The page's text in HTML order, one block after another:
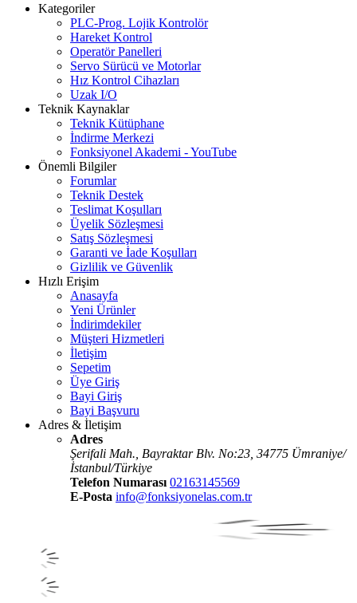
Kategoriler
PLC-Prog. Lojik Kontrolör
Hareket Kontrol
Operatör Panelleri
Servo Sürücü ve Motorlar
Hız Kontrol Cihazları
Uzak I/O
Teknik Kaynaklar
Teknik Kütüphane
İndirme Merkezi
Fonksiyonel Akademi - YouTube
Önemli Bilgiler
Forumlar
Teknik Destek
Teslimat Koşulları
Üyelik Sözleşmesi
Satış Sözleşmesi
Garanti ve İade Koşulları
Gizlilik ve Güvenlik
Hızlı Erişim
Anasayfa
Yeni Ürünler
İndirimdekiler
Müşteri Hizmetleri
İletişim
Sepetim
Üye Giriş
Bayi Giriş
Bayi Başvuru
Adres & İletişim
Adres
Şerifali Mah., Bayraktar Blv. No:23, 34775 Ümraniye/
İstanbul/Türkiye
Telefon Numarası 02163145569
E-Posta info@fonksiyonelas.com.tr